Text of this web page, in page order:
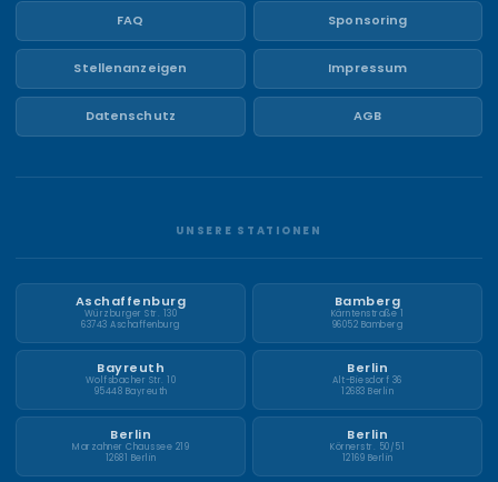
FAQ Sponsoring
Stellenanzeigen Impressum
Datenschutz AGB
UNSERE STATIONEN
Aschaffenburg
Würzburger Str. 130
63743 Aschaffenburg
Bamberg
Kärntenstraße 1
96052 Bamberg
Bayreuth
Wolfsbacher Str. 10
95448 Bayreuth
Berlin
Alt-Biesdorf 36
12683 Berlin
Berlin
Marzahner Chaussee 219
12681 Berlin
Berlin
Körnerstr. 50/51
12169 Berlin